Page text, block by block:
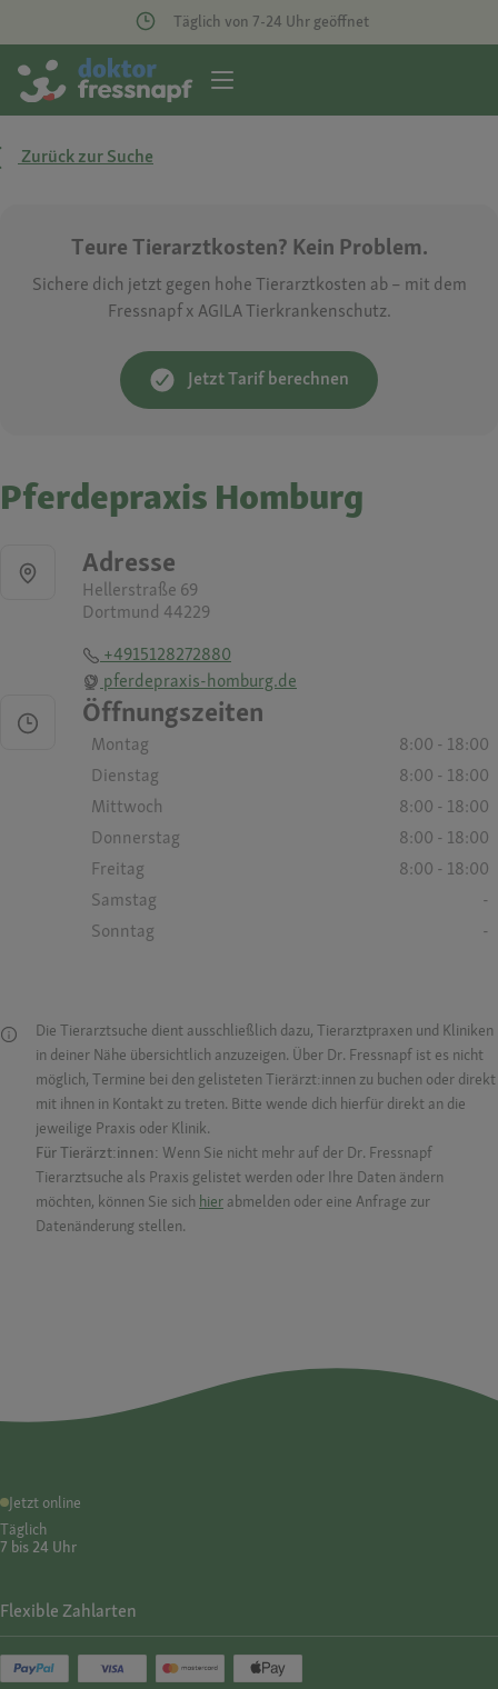
Täglich von 7-24 Uhr geöffnet
Zurück zur Suche
Teure Tierarztkosten? Kein Problem.
Sichere dich jetzt gegen hohe Tierarztkosten ab – mit dem
Fressnapf x AGILA Tierkrankenschutz.
Jetzt Tarif berechnen
Pferdepraxis Homburg
Adresse
Hellerstraße 69
Dortmund 44229
+4915128272880
pferdepraxis-homburg.de
Öffnungszeiten
Montag
8:00 - 18:00
Dienstag
8:00 - 18:00
Mittwoch
8:00 - 18:00
Donnerstag
8:00 - 18:00
Freitag
8:00 - 18:00
Samstag
-
Sonntag
-
Die Tierarztsuche dient ausschließlich dazu, Tierarztpraxen und Kliniken
in deiner Nähe übersichtlich anzuzeigen. Über Dr. Fressnapf ist es nicht
möglich, Termine bei den gelisteten Tierärzt:innen zu buchen oder direkt
mit ihnen in Kontakt zu treten. Bitte wende dich hierfür direkt an die
jeweilige Praxis oder Klinik.
Für Tierärzt:innen: Wenn Sie nicht mehr auf der Dr. Fressnapf
Tierarztsuche als Praxis gelistet werden oder Ihre Daten ändern
möchten, können Sie sich hier abmelden oder eine Anfrage zur
Datenänderung stellen.
Jetzt online
Täglich
7 bis 24 Uhr
Flexible Zahlarten